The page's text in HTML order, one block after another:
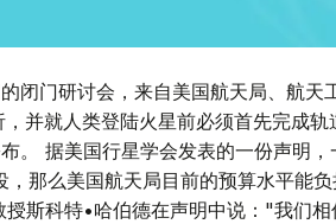
闭门研讨会，来自美国航天局、航天
并就人类登陆火星前必须首先完成轨
。 据美国行星学会发表的一份声明，
那么美国航天局目前的预算水平能负
斯科特•哈伯德在声明中说："我们相